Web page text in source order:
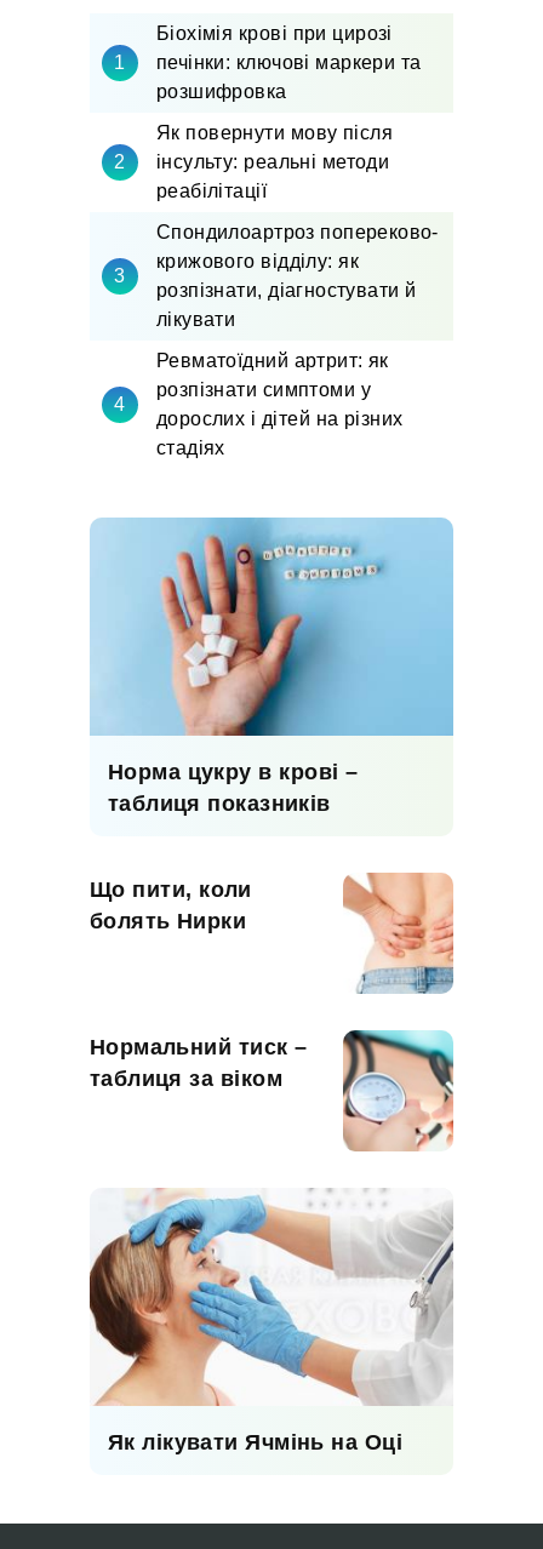
Біохімія крові при цирозі
печінки: ключові маркери та
розшифровка
Як повернути мову після
інсульту: реальні методи
реабілітації
Спондилоартроз попереково-
крижового відділу: як
розпізнати, діагностувати й
лікувати
Ревматоїдний артрит: як
розпізнати симптоми у
дорослих і дітей на різних
стадіях
Норма цукру в крові –
таблиця показників
Що пити, коли
болять Нирки
Нормальний тиск –
таблиця за віком
Як лікувати Ячмінь на Оці